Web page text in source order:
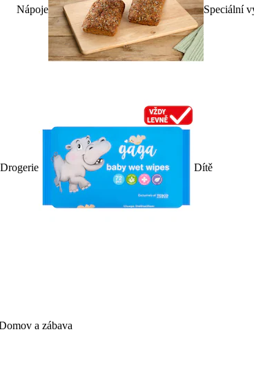
Nápoje Speciální
Drogerie Dítě
a zábava